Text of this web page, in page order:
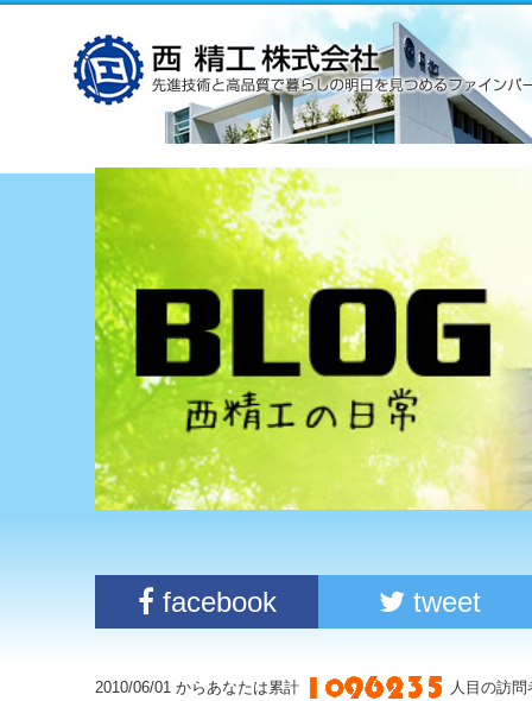
facebook tweet
2010/06/01 からあなたは累計 人目の訪